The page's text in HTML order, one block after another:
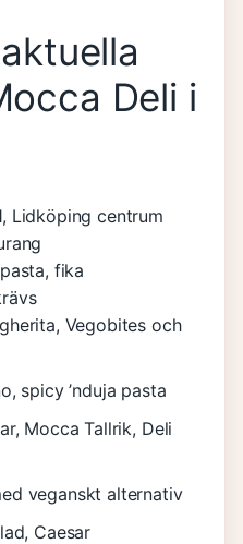
Deli i
Lidköping centrum
fika
Vegobites och
spicy ’nduja pasta
Mocca Tallrik, Deli
veganskt alternativ
Caesar